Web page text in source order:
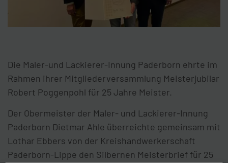
Die Maler-und Lackierer-Innung Paderborn ehrte im
Rahmen ihrer Mitgliederversammlung Meisterjubilar
Robert Poggenpohl für 25 Jahre Meister.
Der Obermeister der Maler- und Lackierer-Innung
Paderborn Dietmar Ahle überreichte gemeinsam mit
Lothar Ebbers von der Kreishandwerkerschaft
Paderborn-Lippe den Silbernen Meisterbrief für 25